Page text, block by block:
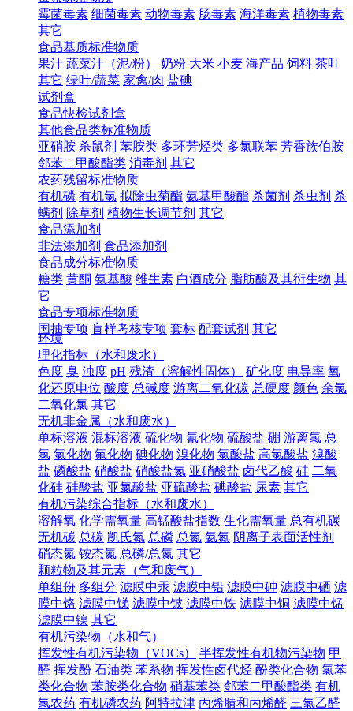
霉菌毒素 细菌毒素 动物毒素 肠毒素 海洋毒素 植物毒素
其它
食品基质标准物质
果汁 蔬菜汁（泥/粉） 奶粉 大米 小麦 海产品 饲料 茶叶
其它 绿叶/蔬菜 家禽/肉 盐碘
试剂盒
食品快检试剂盒
其他食品类标准物质
亚硝胺 杀鼠剂 苯胺类 多环芳烃类 多氯联苯 芳香族伯胺
邻苯二甲酸酯类 消毒剂 其它
农药残留标准物质
有机磷 有机氯 拟除虫菊酯 氨基甲酸酯 杀菌剂 杀虫剂 杀
螨剂 除草剂 植物生长调节剂 其它
食品添加剂
非法添加剂 食品添加剂
食品成分标准物质
糖类 黄酮 氨基酸 维生素 白酒成分 脂肪酸及其衍生物 其
它
食品专项标准物质
国抽专项 盲样考核专项 套标 配套试剂 其它
环境
理化指标（水和废水）
色度 臭 浊度 pH 残渣（溶解性固体） 矿化度 电导率 氧
化还原电位 酸度 总碱度 游离二氧化碳 总硬度 颜色 余氯
二氧化氯 其它
无机非金属（水和废水）
单标溶液 混标溶液 硫化物 氰化物 硫酸盐 硼 游离氯 总
氯 氯化物 氟化物 碘化物 溴化物 氯酸盐 高氯酸盐 溴酸
盐 磷酸盐 硝酸盐 硝酸盐氮 亚硝酸盐 卤代乙酸 硅 二氧
化硅 硅酸盐 亚氯酸盐 亚硫酸盐 碘酸盐 尿素 其它
有机污染综合指标（水和废水）
溶解氧 化学需氧量 高锰酸盐指数 生化需氧量 总有机碳
无机碳 总碳 凯氏氮 总磷 总氮 氨氮 阴离子表面活性剂
硝态氮 铵态氮 总磷/总氮 其它
颗粒物及其元素（气和废气）
单组份 多组分 滤膜中汞 滤膜中铅 滤膜中砷 滤膜中硒 滤
膜中铬 滤膜中锑 滤膜中铍 滤膜中铁 滤膜中铜 滤膜中锰
滤膜中镍 其它
有机污染物（水和气）
挥发性有机污染物（VOCs）
半挥发性有机物污染物 甲
醛 挥发酚 石油类 苯系物 挥发性卤代烃 酚类化合物 氯苯
类化合物 苯胺类化合物 硝基苯类 邻苯二甲酸酯类 有机
氯农药 有机磷农药 阿特拉津 丙烯腈和丙烯醛 三氯乙醛